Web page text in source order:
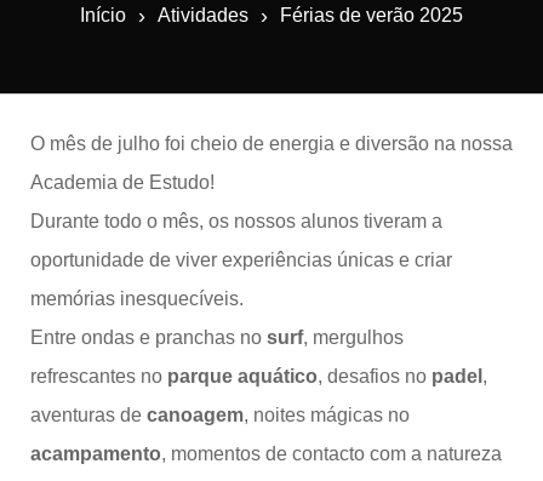
Início › Atividades › Férias de verão 2025
O mês de julho foi cheio de energia e diversão na nossa
Academia de Estudo!
Durante todo o mês, os nossos alunos tiveram a
oportunidade de viver experiências únicas e criar
memórias inesquecíveis.
Entre ondas e pranchas no surf, mergulhos
refrescantes no parque aquático, desafios no padel ,
aventuras de canoagem, noites mágicas no
acampamento, momentos de contacto com a natureza